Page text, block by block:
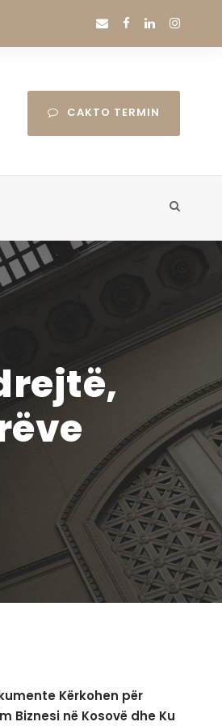
CAKTO TERMIN
Kërkohen për
Biznesi në Kosovë dhe Ku